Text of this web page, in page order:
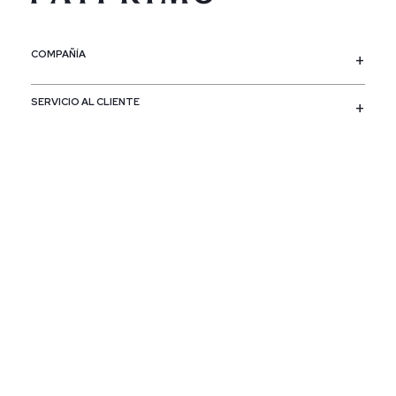
COMPAÑÍA
SERVICIO AL CLIENTE